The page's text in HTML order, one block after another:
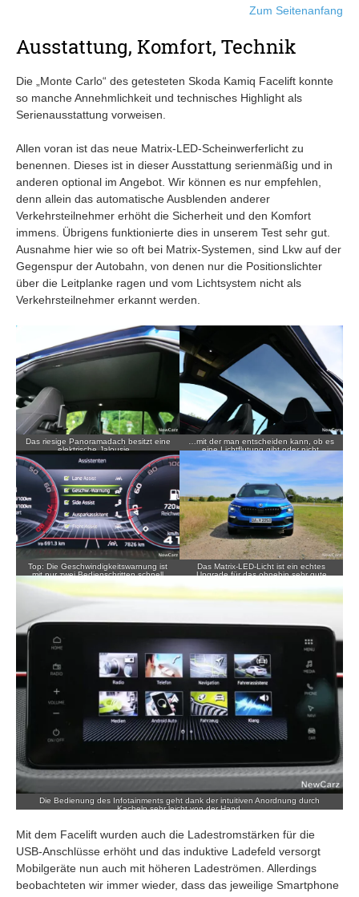
Zum Seitenanfang
Ausstattung, Komfort, Technik
Die „Monte Carlo“ des getesteten Skoda Kamiq Facelift konnte
so manche Annehmlichkeit und technisches Highlight als
Serienausstattung vorweisen.
Allen voran ist das neue Matrix-LED-Scheinwerferlicht zu
benennen. Dieses ist in dieser Ausstattung serienmäßig und in
anderen optional im Angebot. Wir können es nur empfehlen,
denn allein das automatische Ausblenden anderer
Verkehrsteilnehmer erhöht die Sicherheit und den Komfort
immens. Übrigens funktionierte dies in unserem Test sehr gut.
Ausnahme hier wie so oft bei Matrix-Systemen, sind Lkw auf der
Gegenspur der Autobahn, von denen nur die Positionslichter
über die Leitplanke ragen und vom Lichtsystem nicht als
Verkehrsteilnehmer erkannt werden.
Das riesige Panoramadach besitzt eine
elektrische Jalousie…
…mit der man entscheiden kann, ob es
eine Lichtflutung gibt oder nicht.
Top: Die Geschwindigkeitswarnung ist
mit nur zwei Bedienschritten schnell
deaktiviert.
Das Matrix-LED-Licht ist ein echtes
Upgrade für das ohnehin sehr gute
Die Bedienung des Infotainments geht dank der intuitiven Anordnung durch
Kacheln sehr leicht von der Hand.
Mit dem Facelift wurden auch die Ladestromstärken für die
USB-Anschlüsse erhöht und das induktive Ladefeld versorgt
Mobilgeräte nun auch mit höheren Ladeströmen. Allerdings
beobachteten wir immer wieder, dass das jeweilige Smartphone